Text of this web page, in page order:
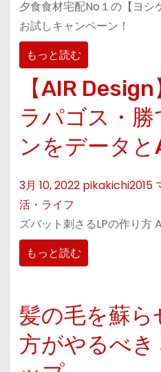
夕食食材宅配No１の【ヨシ
お試しキャンペーン！
もっと読む
【AIR
ラパゴス・勝
ンをデータ
3月 10, 2022 pikakichi2015
活・ライフ
ズバット刺さるLPの作り方
もっと読む
髪の毛を蘇
方がやるべ